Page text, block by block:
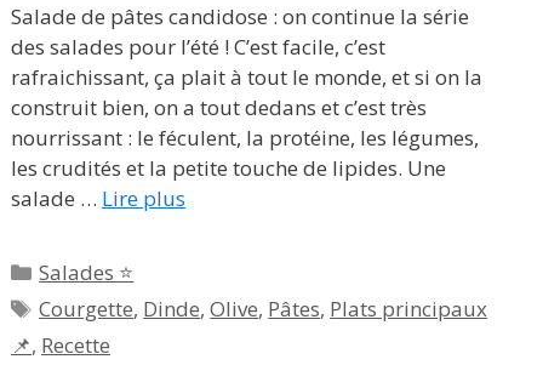
Salade de pâtes candidose : on continue la série
des salades pour l’été ! C’est facile, c’est
rafraichissant, ça plait à tout le monde, et si on la
construit bien, on a tout dedans et c’est très
nourrissant : le féculent, la protéine, les légumes,
les crudités et la petite touche de lipides. Une
salade … Lire plus
Catégories
Salades ⭐
Étiquettes
Courgette, Dinde,Olive, Pâtes, Plats principaux
📌, Recette